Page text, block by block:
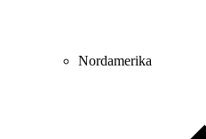
Nordamerika